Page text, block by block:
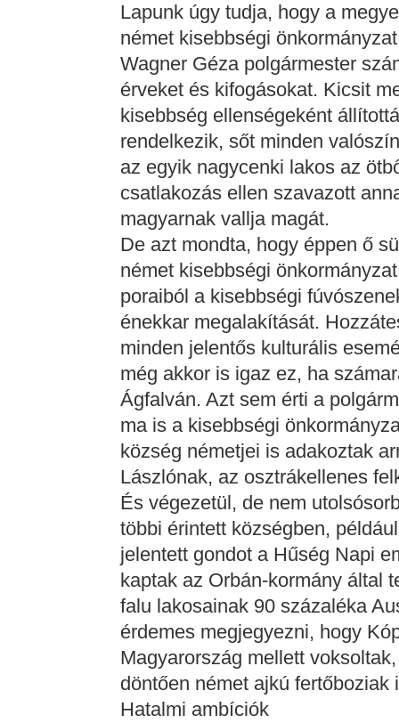
Lapunk úgy tudja, hogy a
német kisebbségi
Wagner Géza polgármester
érveket és kifogásokat. Kicsit
kisebbség ellenségeként
rendelkezik, sőt minden
az egyik nagycenki lakos az
csatlakozás ellen szavazott
magyarnak vallja magát.
De azt mondta, hogy éppen ő
német kisebbségi
poraiból a kisebbségi
énekkar megalakítását.
minden jelentős kulturális
még akkor is igaz ez, ha
Ágfalván. Azt sem érti a
ma is a kisebbségi
község németjei is adakoztak
Lászlónak, az osztrákellenes
És végezetül, de nem
többi érintett községben,
jelentett gondot a Hűség Napi
kaptak az Orbán-kormány által
falu lakosainak 90 százaléka
érdemes megjegyezni, hogy
Magyarország mellett
döntően német ajkú fertőboziak
Hatalmi ambíciók